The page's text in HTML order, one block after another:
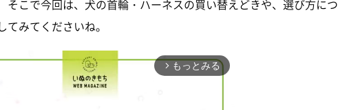
こで今回は、犬の首輪・ハーネスの買い替えどきや、選び方につ
みてくださいね。
arrow_forward_ios もっとみる